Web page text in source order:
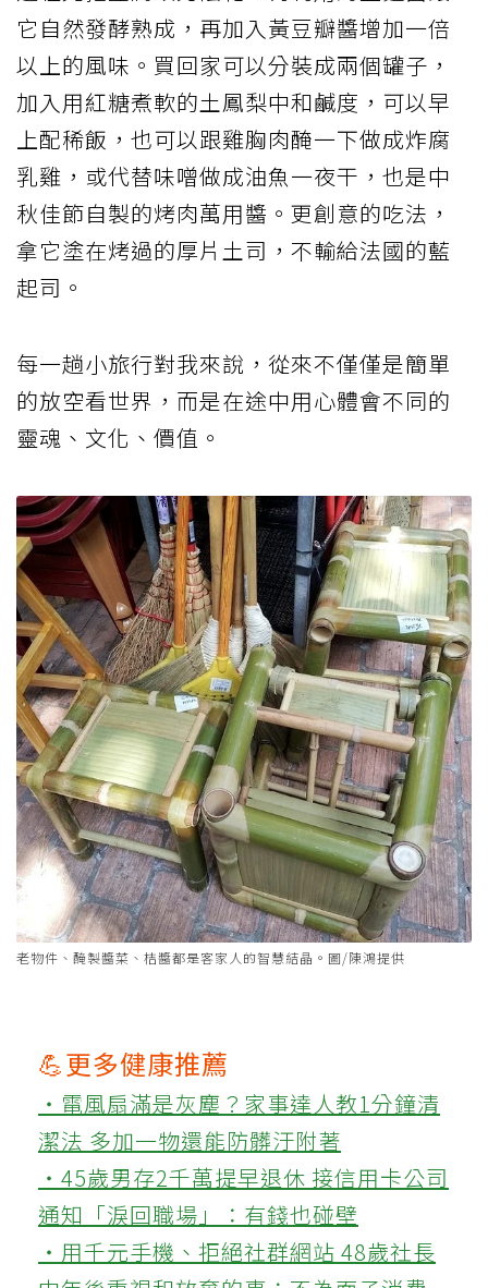
它自然發酵熟成，再加入黃豆瓣醬增加一倍
以上的風味。買回家可以分裝成兩個罐子，
加入用紅糖煮軟的土鳳梨中和鹹度，可以早
上配稀飯，也可以跟雞胸肉醃一下做成炸腐
乳雞，或代替味噌做成油魚一夜干，也是中
秋佳節自製的烤肉萬用醬。更創意的吃法，
拿它塗在烤過的厚片土司，不輸給法國的藍
起司。
每一趟小旅行對我來說，從來不僅僅是簡單
的放空看世界，而是在途中用心體會不同的
靈魂、文化、價值。
老物件、醃製醬菜、桔醬都是客家人的智慧結晶。圖/陳鴻提供
💪更多健康推薦
‧電風扇滿是灰塵？家事達人教1分鐘清
潔法 多加一物還能防髒汙附著
‧45歲男存2千萬提早退休 接信用卡公司
通知「淚回職場」：有錢也碰壁
‧用千元手機、拒絕社群網站 48歲社長